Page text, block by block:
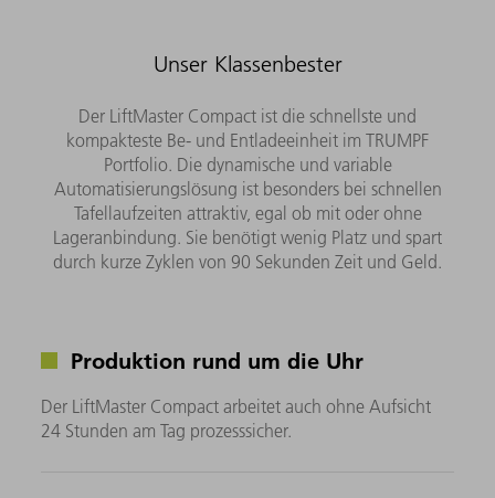
Unser Klassenbester
Der LiftMaster Compact ist die schnellste und
kompakteste Be- und Entladeeinheit im TRUMPF
Portfolio. Die dynamische und variable
Automatisierungslösung ist besonders bei schnellen
Tafellaufzeiten attraktiv, egal ob mit oder ohne
Lageranbindung. Sie benötigt wenig Platz und spart
durch kurze Zyklen von 90 Sekunden Zeit und Geld.
Produktion rund um die Uhr
Der LiftMaster Compact arbeitet auch ohne Aufsicht
24 Stunden am Tag prozesssicher.